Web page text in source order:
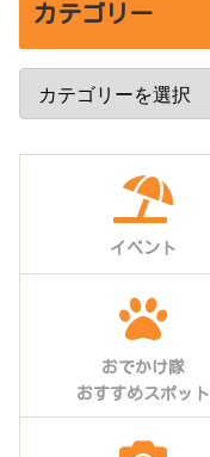
カテゴリー
イベント
おでかけ隊
おすすめスポット